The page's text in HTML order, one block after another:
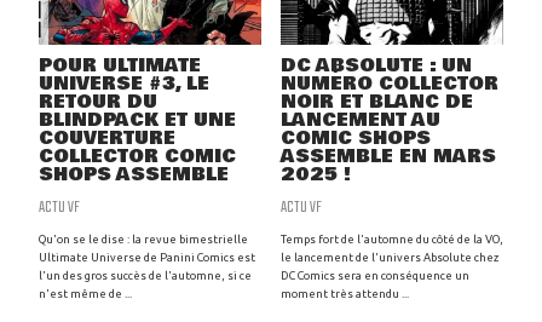
POUR ULTIMATE
UNIVERSE #3, LE
RETOUR DU
BLINDPACK ET UNE
COUVERTURE
COLLECTOR COMIC
SHOPS ASSEMBLE
ACTU VF
Qu'on se le dise : la revue bimestrielle
Ultimate Universe de Panini Comics est
l'un des gros succès de l'automne, si ce
n'est même de ...
DC ABSOLUTE : UN
NUMÉRO COLLECTOR
NOIR ET BLANC DE
LANCEMENT AU
COMIC SHOPS
ASSEMBLE EN MARS
2025 !
ACTU VF
Temps fort de l'automne du côté de la VO,
le lancement de l'univers Absolute chez
DC Comics sera en conséquence un
moment très attendu ...